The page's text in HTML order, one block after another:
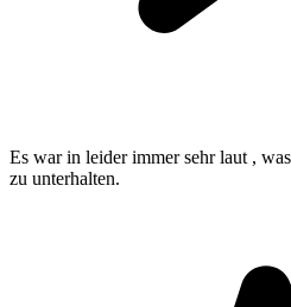
Es war in leider immer sehr laut ,
zu unterhalten.